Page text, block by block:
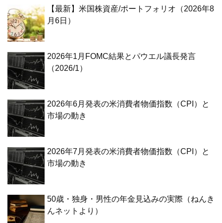
【最新】米国株資産/ポートフォリオ（2026年8
月6日）
2026年1月FOMC結果とパウエル議長発言
（2026/1）
2026年6月発表の米消費者物価指数（CPI）と
市場の動き
2026年7月発表の米消費者物価指数（CPI）と
市場の動き
50歳・独身・男性の年金見込みの実際（ねんき
んネットより）